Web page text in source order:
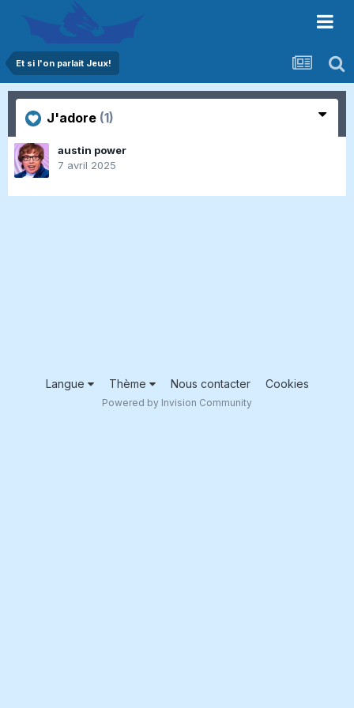
Et si l'on parlait Jeux!
J'adore (1)
austin power
7 avril 2025
Langue Thème Nous contacter Cookies
Powered by Invision Community